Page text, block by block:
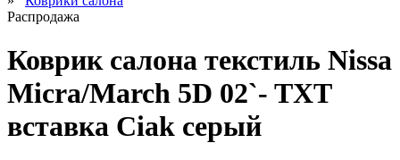
Распродажа
Коврик салона текстиль Nissa
Micra/March 5D 02`- TXT
вставка Ciak серый